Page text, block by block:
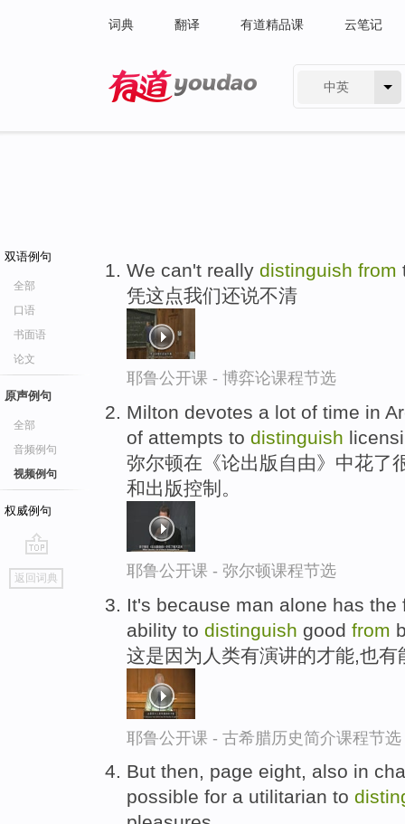
词典 翻译 有道精品课 云笔记
中英
双语例句
全部
口语
书面语
论文
原声例句
全部
音频例句
视频例句
权威例句
go
top
返回词典
We can't really distinguish from
凭这点我们还说不清
耶鲁公开课 - 博弈论课程节选
Milton devotes a lot of time in
of attempts to distinguish
弥尔顿在《论出版自由》中花了
和出版控制。
耶鲁公开课 - 弥尔顿课程节选
It's because man alone has
ability to distinguish good from
这是因为人类有演讲的才能,也
耶鲁公开课 - 古希腊历史简介课程节选
But then, page eight, also in
possible for a utilitarian to